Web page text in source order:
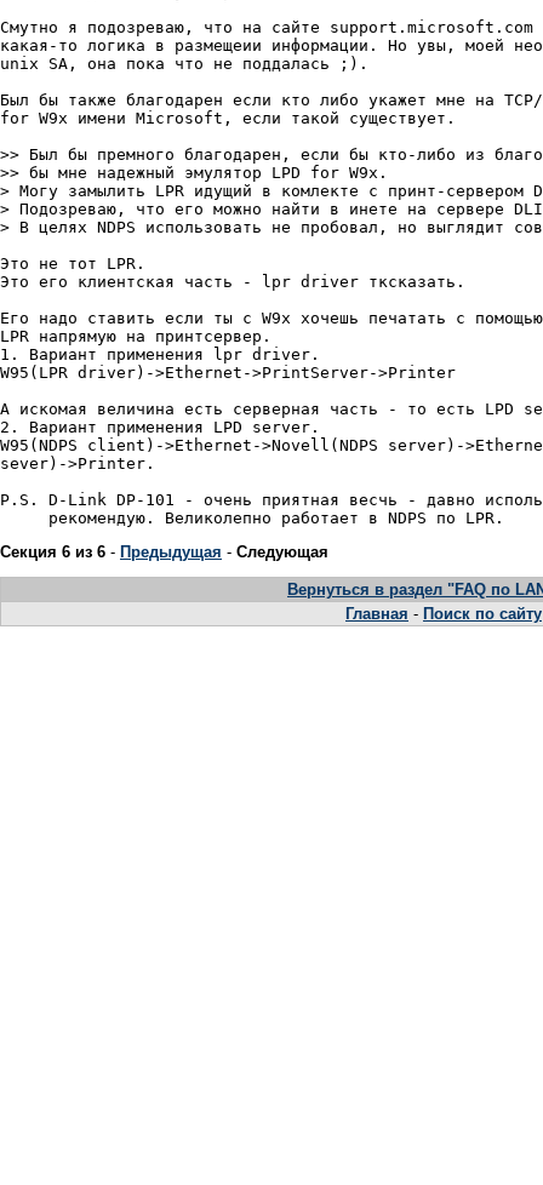
Смутно я подозреваю, что на сайте support.microsoft.com
какая-то логика в размещеии информации. Но увы, моей
unix SA, она пока что не поддалась ;).
Был бы также благодарен если кто либо укажет мне на
for W9x имени Microsoft, если такой существует.
>> Был бы премного благодарен, если бы кто-либо из
>> бы мне надежный эмулятор LPD for W9x.
> Могу замылить LPR идущий в комлекте с принт-
> Подозреваю, что его можно найти в инете на сервере
> В целях NDPS использовать не пробовал, но выглядит
Это не тот LPR.
Это его клиентская часть - lpr driver тксказать.
Его надо ставить если ты с W9x хочешь печатать с помощью
LPR напрямую на принтсервер.
1. Вариант применения lpr driver.
W95(LPR driver)->Ethernet->PrintServer->Printer
А искомая величина есть серверная часть - то есть LPD
2. Вариант применения LPD server.
W95(NDPS client)->Ethernet->Novell(NDPS server)-
sever)->Printer.
P.S. D-Link DP-101 - очень приятная весчь - давно
Секция 6 из 6 - Предыдущая - Следующая
Вернуться в раздел "FAQ по
Главная - Поиск по сайту